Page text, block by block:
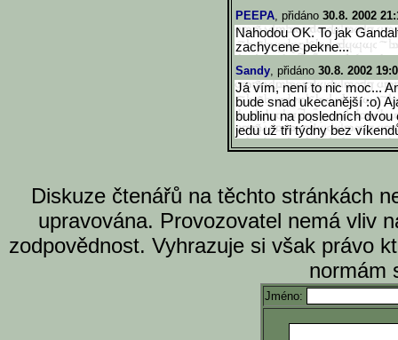
PEEPA, přidáno 30.8. 2002
Nahodou OK. To jak
zachycene pekne...
Sandy, přidáno 30.8. 2002
Já vím, není to nic moc...
bude snad ukecanější :o)
bublinu na posledních
jedu už tři týdny bez
Diskuze čtenářů na těchto stránkách
upravována. Provozovatel nemá vliv
zodpovědnost. Vyhrazuje si však právo
normám
Jméno: